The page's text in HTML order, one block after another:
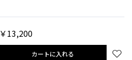
￥13,200
カートに入れる